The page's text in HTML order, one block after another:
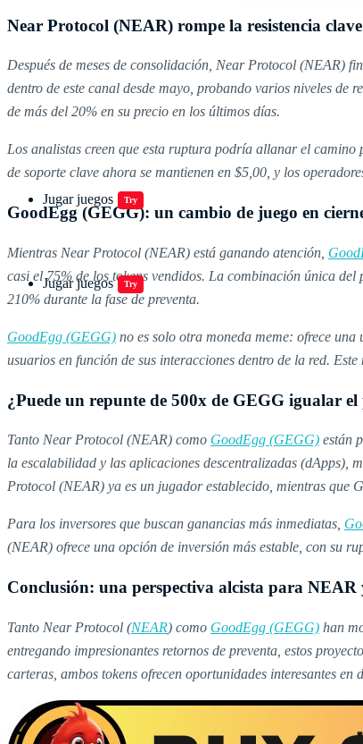
Jugar juegos Try
Jugar juegos Try
Near Protocol (NEAR) rompe la resistencia clave
Después de meses de consolidación, Near Protocol (NEAR)
dentro de este canal desde mayo, probando varios niveles
de más del 20% en su precio en los últimos días.
Los analistas creen que esta ruptura podría allanar el
de soporte clave ahora se mantienen en $5,00, y los
GoodEgg (GEGG): un cambio de juego en
Mientras Near Protocol (NEAR) está ganando atención,
casi el 75% de los tokens vendidos. La combinación única
210% durante la fase de preventa.
GoodEgg (GEGG) no es solo otra moneda meme: ofrece
usuarios en función de sus interacciones dentro de la red.
¿Puede un repunte de 500x de GEGG igualar
Tanto Near Protocol (NEAR) como GoodEgg (GEGG) están
la escalabilidad y las aplicaciones descentralizadas (dApps),
Protocol (NEAR) ya es un jugador establecido, mientras que
Para los inversores que buscan ganancias más inmediatas,
(NEAR) ofrece una opción de inversión más estable, con su
Conclusión: una perspectiva alcista para
Tanto Near Protocol (NEAR) como GoodEgg (GEGG) han
entregando impresionantes retornos de preventa, estos
carteras, ambos tokens ofrecen oportunidades interesantes en